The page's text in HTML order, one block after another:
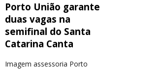
Porto União garante
duas vagas na
semifinal do Santa
Catarina Canta
Imagem assessoria Porto